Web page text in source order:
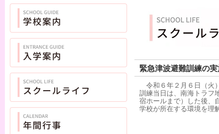
緊急津波避難訓練の実
令和６年２月６日（火
訓練当日は、南海トラフ
宿ホールまで）した後、
学校が所在する環境を理